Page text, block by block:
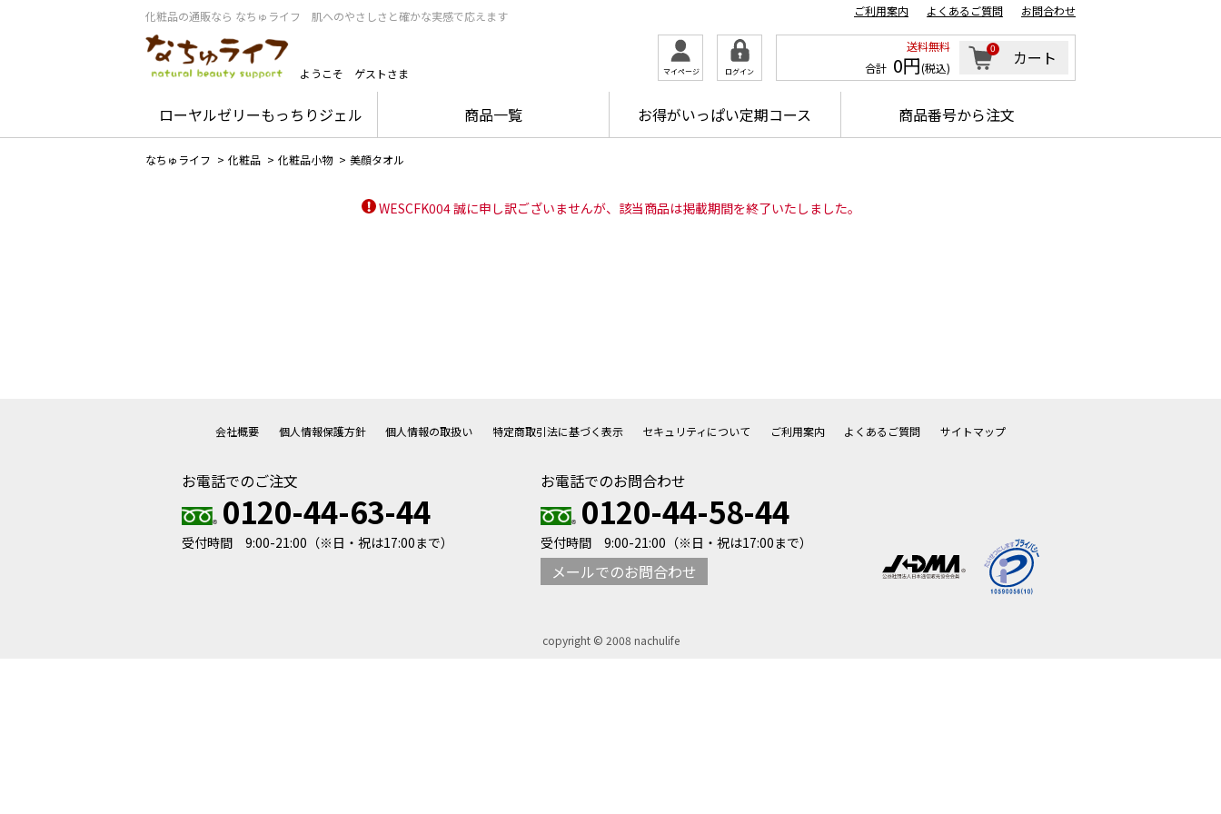
化粧品の通販なら なちゅライフ 肌へのやさしさと確かな実感で応えます
ようこそ ゲストさま
ご利用案内 よくあるご質問 お問合わせ
マイページ ログイン
送料無料
合計 0円(税込)
0 カート
ローヤルゼリーもっちりジェル 商品一覧 お得がいっぱい定期コース 商品番号から注文
なちゅライフ > 化粧品 > 化粧品小物 > 美顔タオル
WESCFK004 誠に申し訳ございませんが、該当商品は掲載期間を終了いたしました。
会社概要 個人情報保護方針 個人情報の取扱い 特定商取引法に基づく表示 セキュリティについて ご利用案内 よくあるご質問 サイトマップ
お電話でのご注文
0120-44-63-44
受付時間 9:00-21:00 （※日・祝は17:00まで）
お電話でのお問合わせ
0120-44-58-44
受付時間 9:00-21:00 （※日・祝は17:00まで）
メールでのお問合わせ
copyright © 2008 nachulife